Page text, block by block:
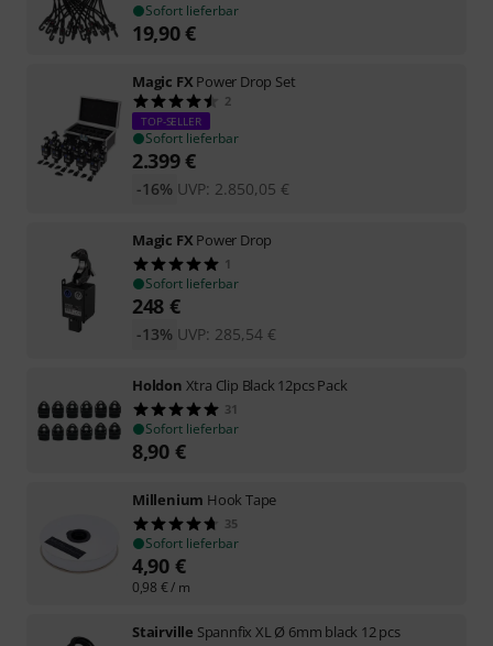
Sofort lieferbar
19,90€
Magic FX Power Drop Set
2
TOP-SELLER
Sofort lieferbar
2.399€
UVP: 2.850,05 €
-16%
Magic FX Power Drop
1
Sofort lieferbar
248 €
UVP: 285,54 €
-13%
Holdon Xtra Clip Black 12pcs Pack
31
Sofort lieferbar
8,90 €
Millenium Hook Tape
35
Sofort lieferbar
4,90 €
0,98 €/ m
Stairville Spannfix XL Ø 6mm black 12 pcs